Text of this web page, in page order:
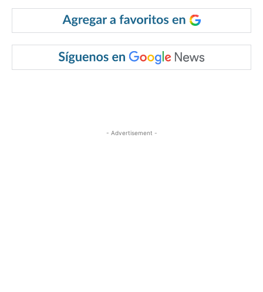
- Advertisement -